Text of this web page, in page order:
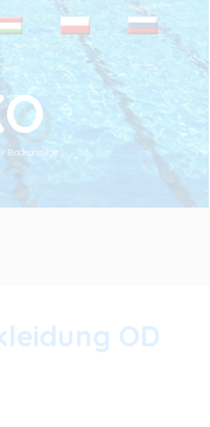
Badeanzüge
OD